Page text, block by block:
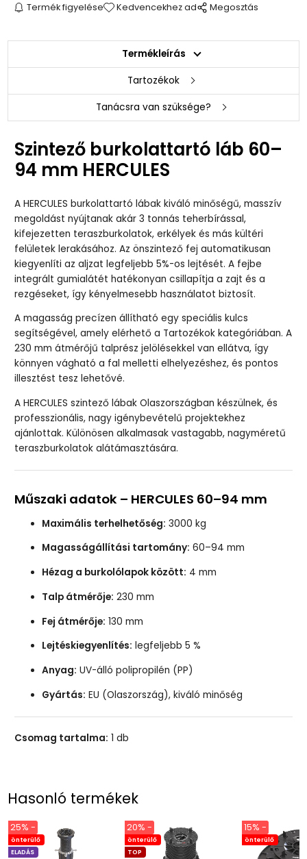
Termék figyelése Kedvencekhez ad Megosztás
Termékleírás
Tartozékok
Tanácsra van szüksége?
Szintező burkolattartó láb 60–
94 mm HERCULES
A HERCULES burkolattartó lábak kiváló minőségű, masszív
megoldást nyújtanak akár 3 tonnás teherbírással,
kifejezetten teraszburkolatok, erkélyek és más kültéri
felületek lerakásához. Az önszintező fej automatikusan
kiegyenlíti az aljzat legfeljebb 5%-os lejtését. A fejbe
integrált gumialátét hatékonyan csillapítja a zajt és a
rezgéseket, így kényelmesebb használatot biztosít.
A magasság precízen állítható egy speciális kulcs
segítségével, amely elérhető a Tartozékok kategóriában. A
230 mm átmérőjű talprész jelölésekkel van ellátva, így
könnyen vágható a fal melletti elhelyezéshez, és pontos
illesztést tesz lehetővé.
A HERCULES szintező lábak Olaszországban készülnek, és
professzionális, nagy igénybevételű projektekhez
ajánlottak. Különösen alkalmasak vastagabb, nagyméretű
teraszburkolatok alátámasztására.
Műszaki adatok – HERCULES 60–94 mm
Maximális terhelhetőség: 3000 kg
Magasságállítási tartomány: 60–94 mm
Hézag a burkolólapok között: 4 mm
Talp átmérője: 230 mm
Fej átmérője: 130 mm
Lejtéskiegyenlítés: legfeljebb 5 %
Anyag: UV-álló polipropilén (PP)
Gyártás: EU (Olaszország), kiváló minőség
Csomag tartalma: 1 db
Hasonló termékek
önterülő
ELADÁS
25% -
önterülő
TOP
20% -
önterülő
15% -